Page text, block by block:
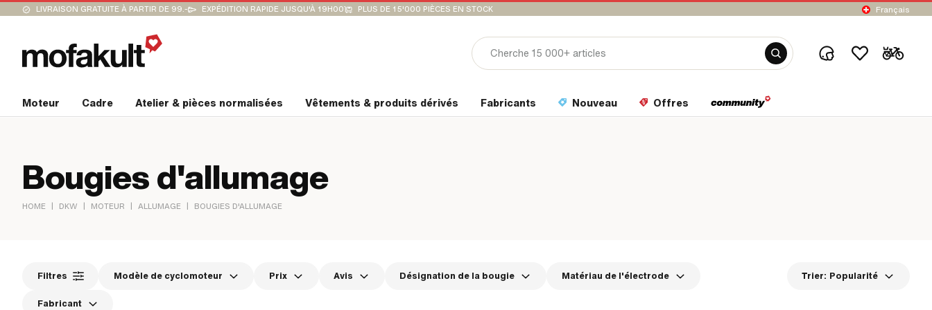
LIVRAISON GRATUITE À PARTIR DE 99.- EXPÉDITION RAPIDE JUSQU'À 19H00 PLUS DE 15'000 PIÈCES EN STOCK Français
Moteur Cadre Atelier & pièces normalisées Vêtements & produits dérivés Fabricants Nouveau Offres
Bougies d'allumage
HOME | DKW | MOTEUR | ALLUMAGE | BOUGIES D'ALLUMAGE
Filtres Modèle de cyclomoteur Prix Avis Désignation de la bougie Matériau de l'électrode
Fabricant
Trier: Popularité